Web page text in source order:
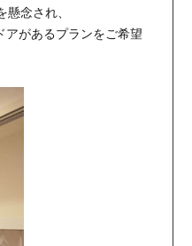
念され、
アがあるプランをご希望